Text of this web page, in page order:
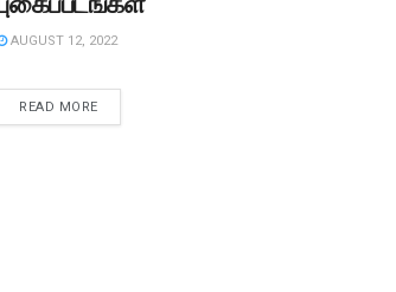
AUGUST 12, 2022
READ MORE